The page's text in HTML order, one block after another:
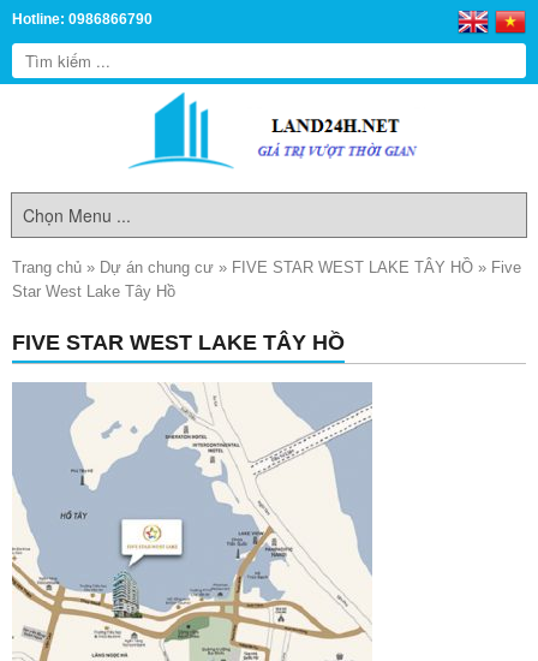
Hotline: 0986866790
Trang chủ » Dự án chung cư » FIVE STAR WEST LAKE TÂY HỒ » Five
Star West Lake Tây Hồ
FIVE STAR WEST LAKE TÂY HỒ